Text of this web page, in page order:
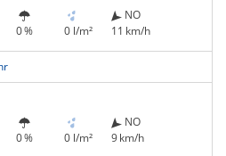
0 % 0 l/m²
NO
11 km/h
0 % 0 l/m²
NO
9 km/h